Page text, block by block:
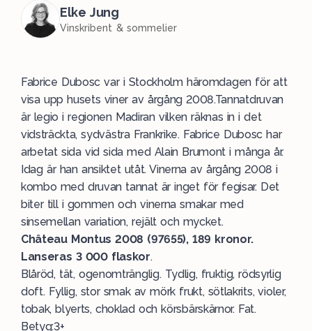
Elke Jung
Vinskribent & sommelier
Fabrice Dubosc var i Stockholm häromdagen för att
visa upp husets viner av årgång 2008.Tannatdruvan
är legio i regionen Madiran vilken räknas in i det
vidsträckta, sydvästra Frankrike. Fabrice Dubosc har
arbetat sida vid sida med Alain Brumont i många år.
Idag är han ansiktet utåt. Vinerna av årgång 2008 i
kombo med druvan tannat är inget för fegisar. Det
biter till i gommen och vinerna smakar med
sinsemellan variation, rejält och mycket.
Château Montus 2008 (97655), 189 kronor.
Lanseras 3 000 flaskor.
Blåröd, tät, ogenomtränglig. Tydlig, fruktig, rödsyrlig
doft. Fyllig, stor smak av mörk frukt, sötlakrits, violer,
tobak, blyerts, choklad och körsbärskärnor. Fat.
Betyg:3+